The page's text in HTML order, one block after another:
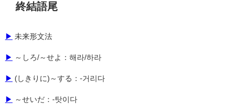
終結語尾
▶ 未来形文法
▶ ～しろ/～せよ：해라/하라
▶ (しきりに)～する：-거리다
▶ ～せいだ：-탓이다